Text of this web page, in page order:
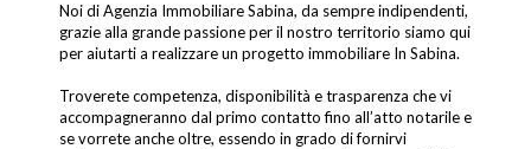
Noi di Agenzia Immobiliare Sabina, da sempre indipendenti,
grazie alla grande passione per il nostro territorio siamo qui
per aiutarti a realizzare un progetto immobiliare In Sabina.
Troverete competenza, disponibilità e trasparenza che vi
accompagneranno dal primo contatto fino all’atto notarile e
se vorrete anche oltre, essendo in grado di fornirvi